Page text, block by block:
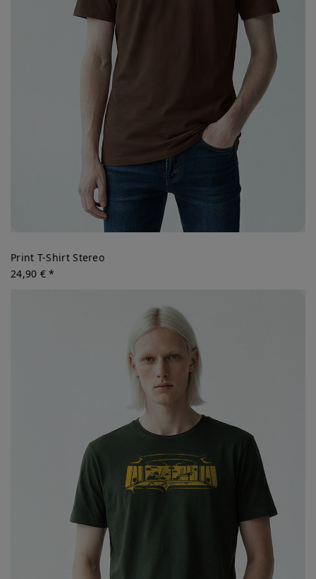
Print T-Shirt Stereo
24,90 € *